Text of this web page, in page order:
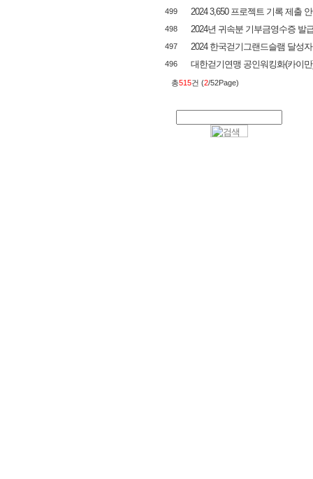
499 2024 3,650 프로젝트 기록 제출
498 2024년 귀속분 기부금영수증 발
497 2024 한국걷기그랜드슬램 달성
496 대한걷기연맹 공인워킹화(카이
총515건 (2/52Page)